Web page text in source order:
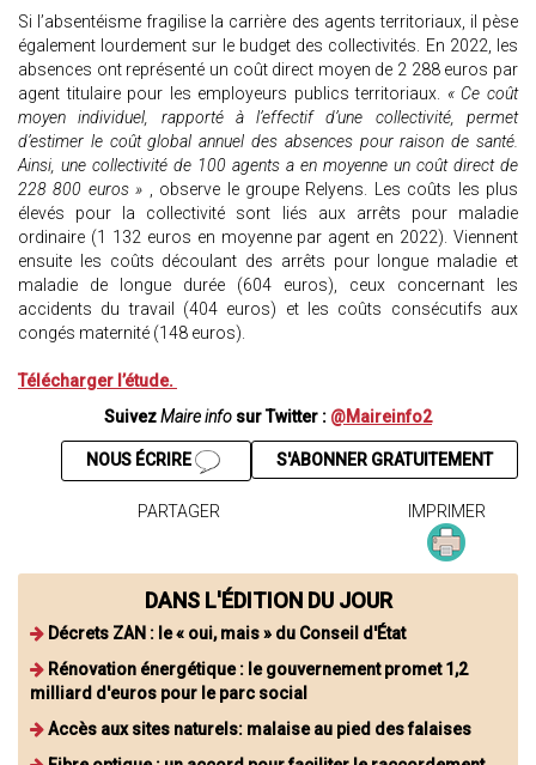
Si l’absentéisme fragilise la carrière des agents territoriaux, il pèse
également lourdement sur le budget des collectivités. En 2022, les
absences ont représenté un coût direct moyen de 2 288 euros par
agent titulaire pour les employeurs publics territoriaux. « Ce coût
moyen individuel, rapporté à l’effectif d’une collectivité, permet
d’estimer le coût global annuel des absences pour raison de santé.
Ainsi, une collectivité de 100 agents a en moyenne un coût direct de
228 800 euros » , observe le groupe Relyens. Les coûts les plus
élevés pour la collectivité sont liés aux arrêts pour maladie
ordinaire (1 132 euros en moyenne par agent en 2022). Viennent
ensuite les coûts découlant des arrêts pour longue maladie et
maladie de longue durée (604 euros), ceux concernant les
accidents du travail (404 euros) et les coûts consécutifs aux
congés maternité (148 euros).
Télécharger l’étude.
SuivezMaire info sur Twitter : @Maireinfo2
S'ABONNER GRATUITEMENT
NOUS ÉCRIRE
PARTAGER IMPRIMER
DANS L'ÉDITION DU JOUR
Décrets ZAN : le « oui, mais » du Conseil d'État
Rénovation énergétique : le gouvernement promet 1,2
milliard d'euros pour le parc social
Accès aux sites naturels: malaise au pied des falaises